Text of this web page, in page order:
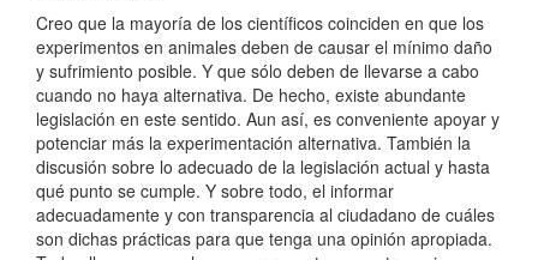
Creo que la mayoría de los científicos coinciden en que los
experimentos en animales deben de causar el mínimo daño
y sufrimiento posible. Y que sólo deben de llevarse a cabo
cuando no haya alternativa. De hecho, existe abundante
legislación en este sentido. Aun así, es conveniente apoyar y
potenciar más la experimentación alternativa. También la
discusión sobre lo adecuado de la legislación actual y hasta
qué punto se cumple. Y sobre todo, el informar
adecuadamente y con transparencia al ciudadano de cuáles
son dichas prácticas para que tenga una opinión apropiada.